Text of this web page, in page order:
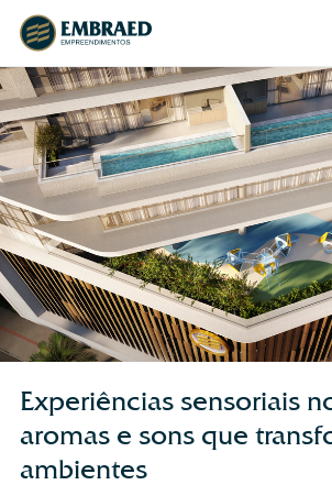
Experiências sensoriais
aromas e sons que
ambientes